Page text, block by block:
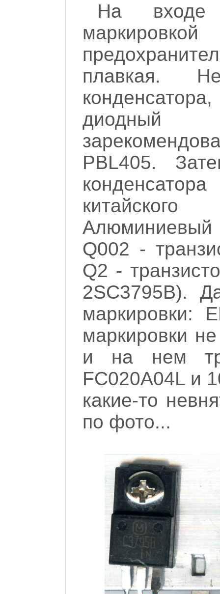
На входе
плавкая.
PBL405.
китайского
Алюминиевый
Q002 -
Q2 -
2SC3795B).
маркировки:
маркировки
и на нем
FC020A04L и
какие-то
по фото...